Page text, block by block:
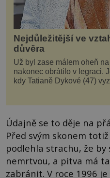
Nejdůležitější ve
důvěra
Už byl zase málem oheň
nakonec obrátilo v legraci.
kdy Tatianě Dykové (47)
kolega a kamarád. Lidé si
Údajně se to děje na
Před svým skonem
podlehla strachu, že
nemrtvou, a pitva má
zabránit. V roce 1996